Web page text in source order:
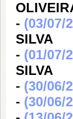
- (03/07/
SILVA
- (01/07/
SILVA
- (30/06/
- (30/06/